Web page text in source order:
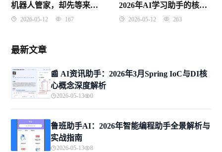
机器人管家，却先等来了
懂农村的“苎小梦”
2026-05-12 167
2026年AI学习助手的核心
技术原理与面试考点
2026-05-12 263
最新文章
📰 AI资讯助手：2026年3月Spring IoC与DI核
心概念深度解析
2026-05-13 0
鲁班助手AI：2026年智能编程助手全景解析与
实战指南
2026-05-13 8